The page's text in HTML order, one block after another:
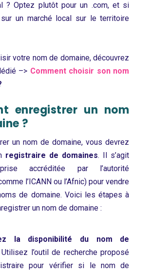
? Optez plutôt pour un .com, et si
un marché local sur le territoire
votre nom de domaine, découvrez
–> Comment choisir son nom
enregistrer un nom
?
un nom de domaine, vous devrez
registraire de domaines. Il s’agit
accréditée par l’autorité
l’ICANN ou l’Afnic) pour vendre
de domaine. Voici les étapes à
un nom de domaine :
la disponibilité du nom de
Utilisez l’outil de recherche proposé
pour vérifier si le nom de